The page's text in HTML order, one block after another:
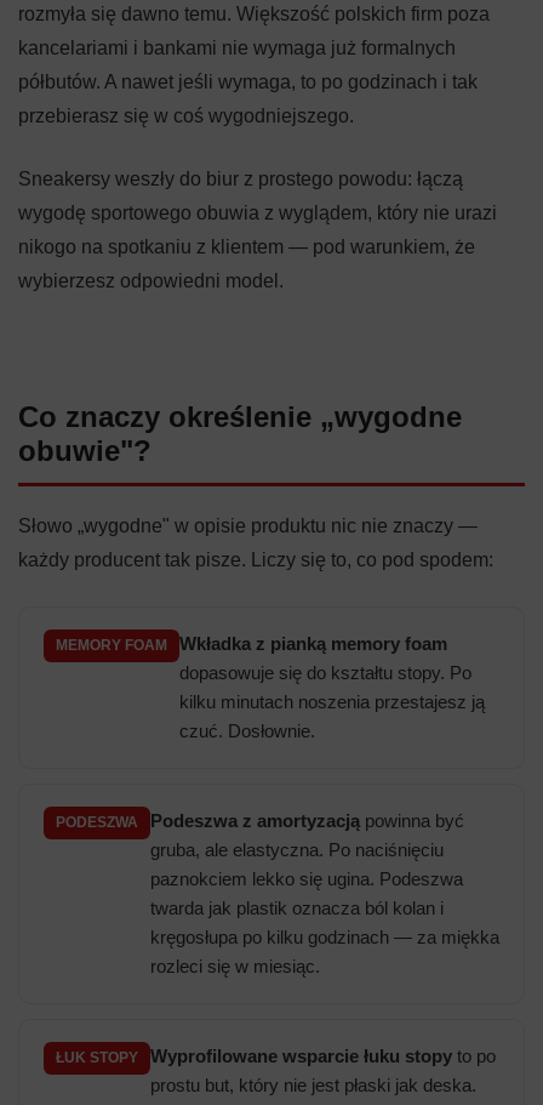
rozmyła się dawno temu. Większość polskich firm poza
kancelariami i bankami nie wymaga już formalnych
półbutów. A nawet jeśli wymaga, to po godzinach i tak
przebierasz się w coś wygodniejszego.
Sneakersy weszły do biur z prostego powodu: łączą
wygodę sportowego obuwia z wyglądem, który nie urazi
nikogo na spotkaniu z klientem — pod warunkiem, że
wybierzesz odpowiedni model.
Co znaczy określenie „wygodne
obuwie"?
Słowo „wygodne" w opisie produktu nic nie znaczy —
każdy producent tak pisze. Liczy się to, co pod spodem:
MEMORY FOAM
Wkładka z pianką memory foam
dopasowuje się do kształtu stopy. Po
kilku minutach noszenia przestajesz ją
czuć. Dosłownie.
PODESZWA Podeszwa z amortyzacją powinna być
gruba, ale elastyczna. Po naciśnięciu
paznokciem lekko się ugina. Podeszwa
twarda jak plastik oznacza ból kolan i
kręgosłupa po kilku godzinach — za miękka
rozleci się w miesiąc.
ŁUK STOPY Wyprofilowane wsparcie łuku stopy to po
prostu but, który nie jest płaski jak deska.